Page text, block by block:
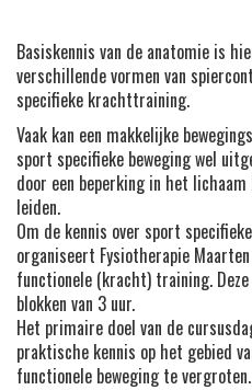
Basiskennis van de anatomie is
verschillende vormen van
specifieke krachttraining.
Vaak kan een makkelijke
sport specifieke beweging wel
door een beperking in het
leiden.
Om de kennis over sport
organiseert Fysiotherapie
functionele (kracht) training.
blokken van 3 uur.
Het primaire doel van de
praktische kennis op het gebied
functionele beweging te vergroten.